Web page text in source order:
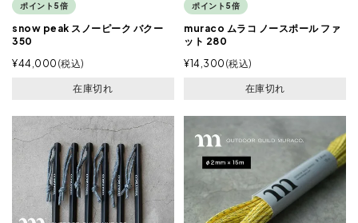
ポイント5倍
snow peak スノーピーク バクー
350
¥44,000 税込
在庫切れ
ポイント5倍
muraco ムラコ ノースポール ファ
ット 280
¥14,300 税込
在庫切れ